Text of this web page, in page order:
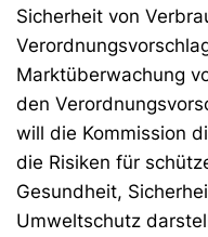
Sicherheit von
Marktüberwachung
den
will die Kommission
die Risiken für
Gesundheit,
Umweltschutz